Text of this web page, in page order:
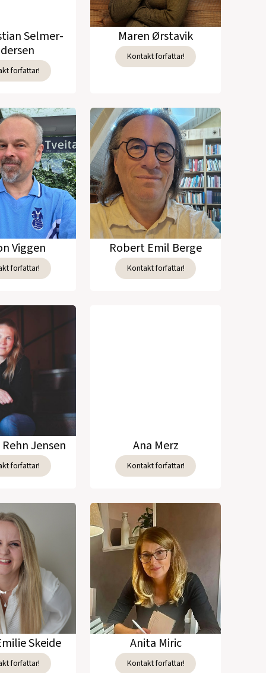
Selmer-
forfattar!
Maren Ørstavik
Kontakt forfattar!
Viggen
forfattar!
Robert Emil Berge
Kontakt forfattar!
Jensen
forfattar!
Ana Merz
Kontakt forfattar!
Skeide
forfattar!
Anita Miric
Kontakt forfattar!